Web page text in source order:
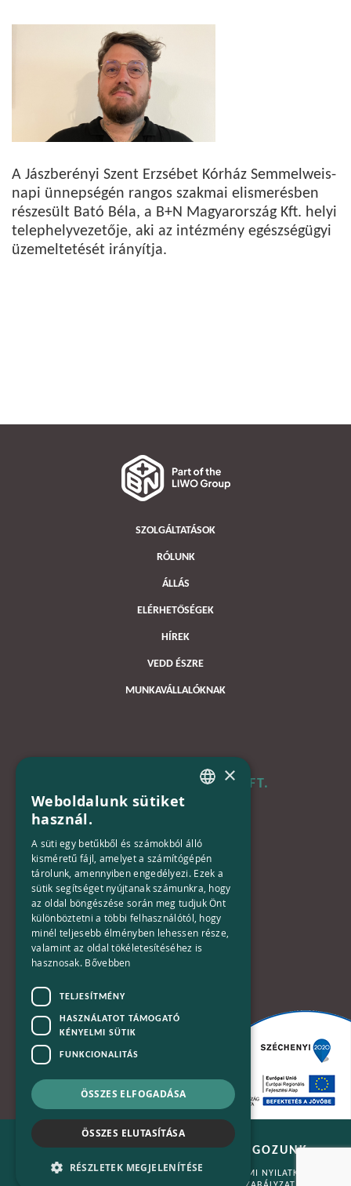
A Jászberényi Szent Erzsébet Kórház Semmelweis-
napi ünnepségén rangos szakmai elismerésben
részesült Bató Béla, a B+N Magyarország Kft. helyi
telephelyvezetője, aki az intézmény egészségügyi
üzemeltetését irányítja.
SZOLGÁLTATÁSOK
RÓLUNK
ÁLLÁS
ELÉRHETŐSÉGEK
HÍREK
VEDD ÉSZRE
MUNKAVÁLLALÓKNAK
B+N MAGYARORSZÁG KFT.
Váci út 116-118.
TOWER 1,
15. emelet
Telefon:
+36-30-670-8752
kapcsolat@bplusn.hu
B+N - ÉLHETŐBB VILÁGÉRT DOLGOZUNK
© 2026 MINDEN JOG FENNTARTVA. •ADATVÉDELMI NYILATKOZAT
×
Weboldalunk sütiket
használ.
A süti egy betűkből és számokból álló
kisméretű fájl, amelyet a számítógépén
tárolunk, amennyiben engedélyezi. Ezek a
sütik segítséget nyújtanak számunkra, hogy
az oldal böngészése során meg tudjuk Önt
különböztetni a többi felhasználótól, hogy
minél teljesebb élményben lehessen része,
valamint az oldal tökéletesítéséhez is
hasznosak. Bővebben
TELJESÍTMÉNY
HASZNÁLATOT TÁMOGATÓ
KÉNYELMI SÜTIK
FUNKCIONALITÁS
ÖSSZES ELFOGADÁSA
ÖSSZES ELUTASÍTÁSA
RÉSZLETEK MEGJELENÍTÉSE